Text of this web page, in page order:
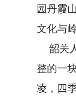
园丹霞
文化与
韶关
整的一
凌，四